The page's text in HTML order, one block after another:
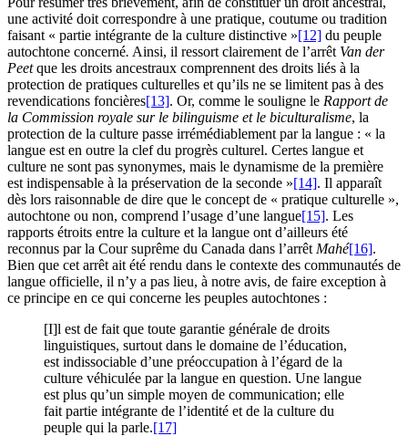
une activité doit correspondre à une pratique, coutume ou tradition
faisant « partie intégrante de la culture distinctive »[12] du peuple
autochtone concerné. Ainsi, il ressort clairement de l’arrêt Van der
Peetque les droits ancestraux comprennent des droits liés à la
protection de pratiques culturelles et qu’ils ne se limitent pas à des
revendications foncières[13]. Or, comme le souligne le Rapport de
la Commission royale sur le bilinguisme et le biculturalisme, la
protection de la culture passe irrémédiablement par la langue : « la
langue est en outre la clef du progrès culturel. Certes langue et
culture ne sont pas synonymes, mais le dynamisme de la première
est indispensable à la préservation de la seconde »[14]. Il apparaît
dès lors raisonnable de dire que le concept de « pratique culturelle »,
autochtone ou non, comprend l’usage d’une langue[15]. Les
rapports étroits entre la culture et la langue ont d’ailleurs été
reconnus par la Cour suprême du Canada dans l’arrêt Mahé[16].
Bien que cet arrêt ait été rendu dans le contexte des communautés de
langue officielle, il n’y a pas lieu, à notre avis, de faire exception à
ce principe en ce qui concerne les peuples autochtones :
[I]l est de fait que toute garantie générale de droits
linguistiques, surtout dans le domaine de l’éducation,
est indissociable d’une préoccupation à l’égard de la
culture véhiculée par la langue en question. Une langue
est plus qu’un simple moyen de communication; elle
fait partie intégrante de l’identité et de la culture du
peuple qui la parle.[17]